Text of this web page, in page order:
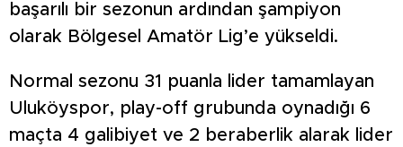
başarılı bir sezonun ardından şampiyon
olarak Bölgesel Amatör Lig’e yükseldi.
Normal sezonu 31 puanla lider tamamlayan
Uluköyspor, play-off grubunda oynadığı 6
maçta 4 galibiyet ve 2 beraberlik alarak lider